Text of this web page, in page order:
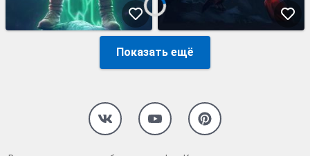
Показать ещё